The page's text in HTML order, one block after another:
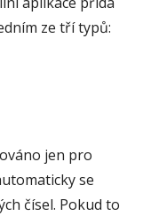
ze tří typů:
jen pro
se
čísel. Pokud to